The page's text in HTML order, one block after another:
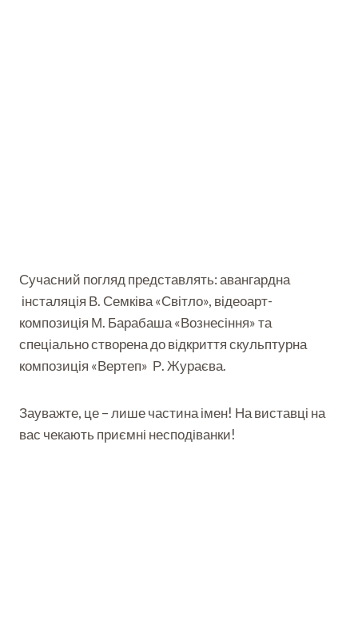
Сучасний погляд представлять: авангардна
інсталяція В. Семківа «Світло», відеоарт-
композиція М. Барабаша «Вознесіння» та
спеціально створена до відкриття скульптурна
композиція «Вертеп» Р. Жураєва.
Зауважте, це – лише частина імен! На виставці на
вас чекають приємні несподіванки!